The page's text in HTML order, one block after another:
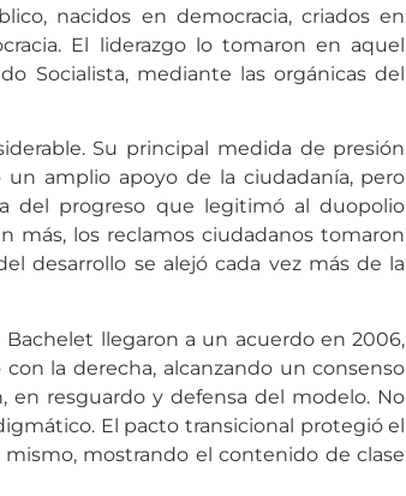
nacidos en democracia, criados en
El liderazgo lo tomaron en aquel
Socialista, mediante las orgánicas del
Su principal medida de presión
amplio apoyo de la ciudadanía, pero
del progreso que legitimó al duopolio
más, los reclamos ciudadanos tomaron
desarrollo se alejó cada vez más de la
llegaron a un acuerdo en 2006,
la derecha, alcanzando un consenso
en resguardo y defensa del modelo. No
El pacto transicional protegió el
mostrando el contenido de clase